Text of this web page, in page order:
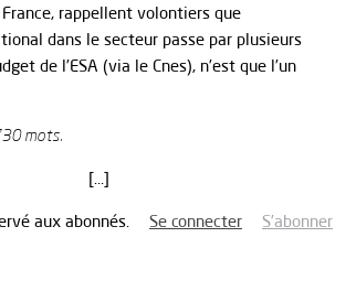
rappellent volontiers que
dans le secteur passe par plusieurs
de l’ESA (via le Cnes), n’est que l’un
mots.
[…]
aux abonnés. Se connecter S’abonner